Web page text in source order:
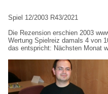
Spiel 12/2003 R43/2021
Die Rezension erschien 2003
Wertung Spielreiz damals 4 von
das entspricht: Nächsten Monat